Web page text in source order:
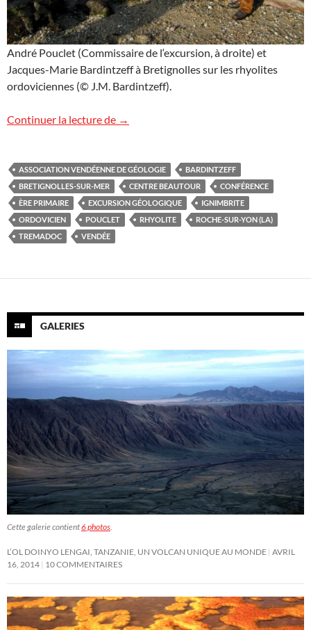
André Pouclet (Commissaire de l‘excursion, à droite) et
Jacques-Marie Bardintzeff à Bretignolles sur les rhyolites
ordoviciennes (© J.M. Bardintzeff).
Continuer la lecture de Des volcans en Vendée !
→
ASSOCIATION VENDÉENNE DE GÉOLOGIE
BARDINTZEFF
BRETIGNOLLES-SUR-MER
CENTRE BEAUTOUR
CONFÉRENCE
ÈRE PRIMAIRE
EXCURSION GÉOLOGIQUE
IGNIMBRITE
ORDOVICIEN
POUCLET RHYOLITE
ROCHE-SUR-YON (LA)
TREMADOC
VENDÉE
GALERIES
Cette galerie contient6 photos.
L’OL DOINYO LENGAI, TANZANIE, UN VOLCAN UNIQUE AU MONDE AVRIL
16, 2014 10 COMMENTAIRES